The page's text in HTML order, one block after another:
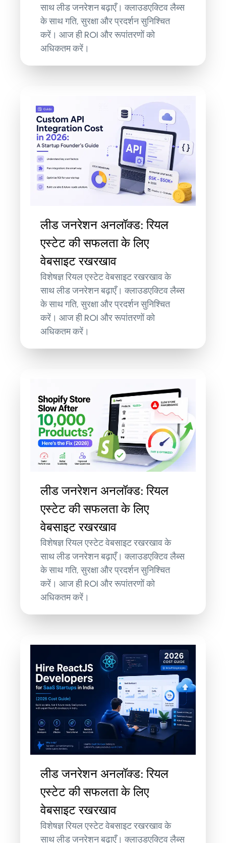
साथ लीड जनरेशन बढ़ाएँ। क्लाउडएक्टिव लैब्स
के साथ गति, सुरक्षा और प्रदर्शन सुनिश्चित
करें। आज ही ROI और रूपांतरणों को
अधिकतम करें।
लीड जनरेशन अनलॉक्ड: रियल
एस्टेट की सफलता के लिए
वेबसाइट रखरखाव
विशेषज्ञ रियल एस्टेट वेबसाइट रखरखाव के
साथ लीड जनरेशन बढ़ाएँ। क्लाउडएक्टिव लैब्स
के साथ गति, सुरक्षा और प्रदर्शन सुनिश्चित
करें। आज ही ROI और रूपांतरणों को
अधिकतम करें।
लीड जनरेशन अनलॉक्ड: रियल
एस्टेट की सफलता के लिए
वेबसाइट रखरखाव
विशेषज्ञ रियल एस्टेट वेबसाइट रखरखाव के
साथ लीड जनरेशन बढ़ाएँ। क्लाउडएक्टिव लैब्स
के साथ गति, सुरक्षा और प्रदर्शन सुनिश्चित
करें। आज ही ROI और रूपांतरणों को
अधिकतम करें।
लीड जनरेशन अनलॉक्ड: रियल
एस्टेट की सफलता के लिए
वेबसाइट रखरखाव
विशेषज्ञ रियल एस्टेट वेबसाइट रखरखाव के
साथ लीड जनरेशन बढ़ाएँ। क्लाउडएक्टिव लैब्स